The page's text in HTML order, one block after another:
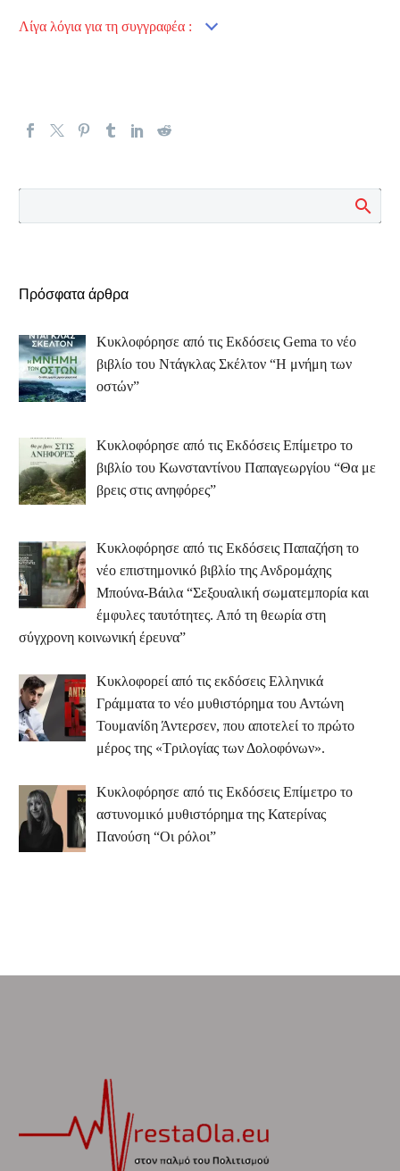
Λίγα λόγια για τη συγγραφέα :
Πρόσφατα άρθρα
Κυκλοφόρησε από τις Εκδόσεις Gema το νέο
βιβλίο του Ντάγκλας Σκέλτον “Η μνήμη των
οστών”
Κυκλοφόρησε από τις Εκδόσεις Επίμετρο το
βιβλίο του Κωνσταντίνου Παπαγεωργίου “Θα με
βρεις στις ανηφόρες”
Κυκλοφόρησε από τις Εκδόσεις Παπαζήση το
νέο επιστημονικό βιβλίο της Ανδρομάχης
Μπούνα-Βάιλα “Σεξουαλική σωματεμπορία και
έμφυλες ταυτότητες. Από τη θεωρία στη
σύγχρονη κοινωνική έρευνα”
Κυκλοφορεί από τις εκδόσεις Ελληνικά
Γράμματα το νέο μυθιστόρημα του Αντώνη
Τουμανίδη Άντερσεν, που αποτελεί το πρώτο
μέρος της «Τριλογίας των Δολοφόνων».
Κυκλοφόρησε από τις Εκδόσεις Επίμετρο το
αστυνομικό μυθιστόρημα της Κατερίνας
Πανούση “Οι ρόλοι”